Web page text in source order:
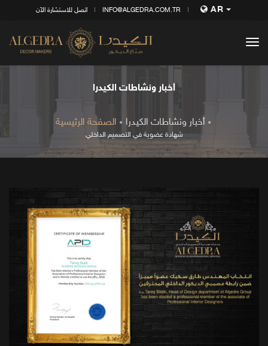
اتصل للاستشارة الآن INFO@ALGEDRA.COM.TR AR
أخبار ونشاطات الكيدرا
الصفحة الرئيسية أخبار ونشاطات الكيدرا
شهادة عضوية في التصميم الداخلي